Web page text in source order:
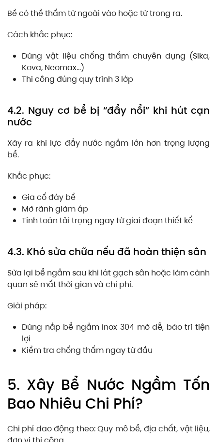
Bể có thể thấm từ ngoài vào hoặc từ trong ra.
Cách khắc phục:
Dùng vật liệu chống thấm chuyên dụng (Sika,
Kova, Neomax…)
Thi công đúng quy trình 3 lớp
4.2. Nguy cơ bể bị “đẩy nổi” khi hút cạn
nước
Xảy ra khi lực đẩy nước ngầm lớn hơn trọng lượng
bể.
Khắc phục:
Gia cố đáy bể
Mở rãnh giảm áp
Tính toán tải trọng ngay từ giai đoạn thiết kế
4.3. Khó sửa chữa nếu đã hoàn thiện sân
Sửa lại bể ngầm sau khi lát gạch sân hoặc làm cảnh
quan sẽ mất thời gian và chi phí.
Giải pháp:
Dùng nắp bể ngầm Inox 304 mở dễ, bảo trì tiện
lợi
Kiểm tra chống thấm ngay từ đầu
5. Xây Bể Nước Ngầm Tốn
Bao Nhiêu Chi Phí?
Chi phí dao động theo: Quy mô bể, địa chất, vật liệu,